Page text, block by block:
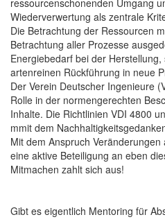
ressourcenschonenden Umgang
Wiederverwertung als zentrale
Die Betrachtung der Ressourcen
Betrachtung aller Prozesse
Energiebedarf bei der
artenreinen Rückführung in neue
Der Verein Deutscher Ingenieure
Rolle in der normengerechten
Inhalte. Die Richtlinien VDI 4800
mmit dem
Mit dem Anspruch
eine aktive Beteiligung an eben
Mitmachen zahlt sich aus!
Gibt es eigentlich Mentoring für